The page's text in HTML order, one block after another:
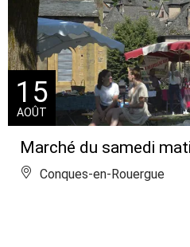
Marché du samedi
15
AOÛT
Conques-en-Rouergue